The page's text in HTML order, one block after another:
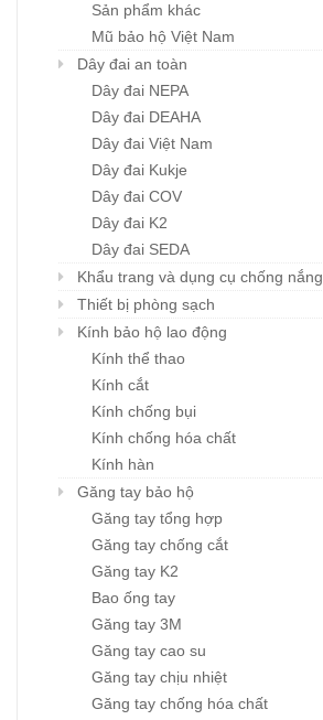
Sản phẩm khác
Mũ bảo hộ Việt Nam
Dây đai an toàn
Dây đai NEPA
Dây đai DEAHA
Dây đai Việt Nam
Dây đai Kukje
Dây đai COV
Dây đai K2
Dây đai SEDA
Khẩu trang và dụng cụ chống nắng
Thiết bị phòng sạch
Kính bảo hộ lao động
Kính thể thao
Kính cắt
Kính chống bụi
Kính chống hóa chất
Kính hàn
Găng tay bảo hộ
Găng tay tổng hợp
Găng tay chống cắt
Găng tay K2
Bao ống tay
Găng tay 3M
Găng tay cao su
Găng tay chịu nhiệt
Găng tay chống hóa chất